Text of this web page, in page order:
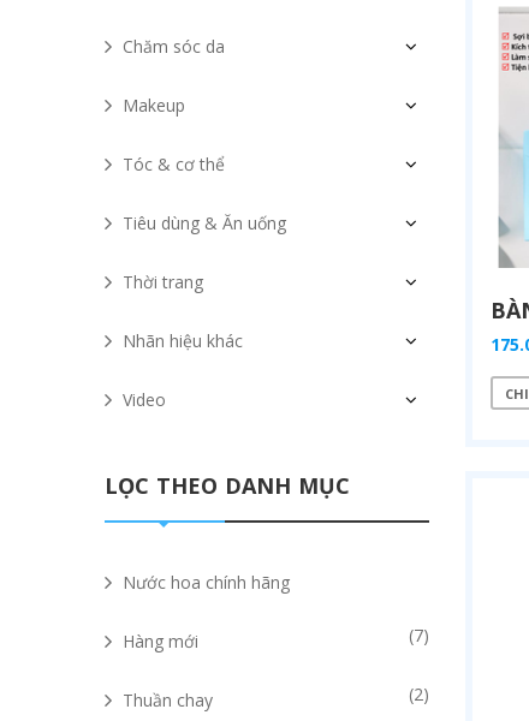
Chăm sóc da
Makeup
Tóc & cơ thể
Tiêu dùng & Ăn uống
Thời trang
Nhãn hiệu khác
Video
LỌC THEO DANH MỤC
Nước hoa chính hãng
Hàng mới (7)
Thuần chay (2)